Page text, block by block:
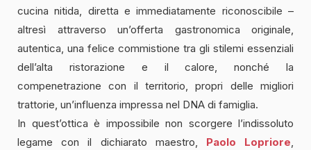
cucina nitida, diretta e immediatamente riconoscibile –
altresì attraverso un’offerta gastronomica originale,
autentica, una felice commistione tra gli stilemi essenziali
dell’alta ristorazione e il calore, nonché la
compenetrazione con il territorio, propri delle migliori
trattorie, un’influenza impressa nel DNA di famiglia.
In quest’ottica è impossibile non scorgere l’indissoluto
legame con il dichiarato maestro,
Paolo Lopriore,